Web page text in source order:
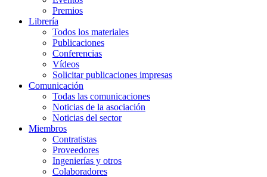
Premios
Librería
Todos los materiales
Publicaciones
Conferencias
Vídeos
Solicitar publicaciones impresas
Comunicación
Todas las comunicaciones
Noticias de la asociación
Noticias del sector
Miembros
Contratistas
Proveedores
Ingenierías y otros
Colaboradores